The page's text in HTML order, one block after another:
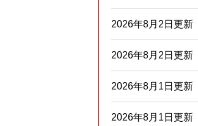
2026年8月2日更新
2026年8月2日更新
2026年8月1日更新
2026年8月1日更新